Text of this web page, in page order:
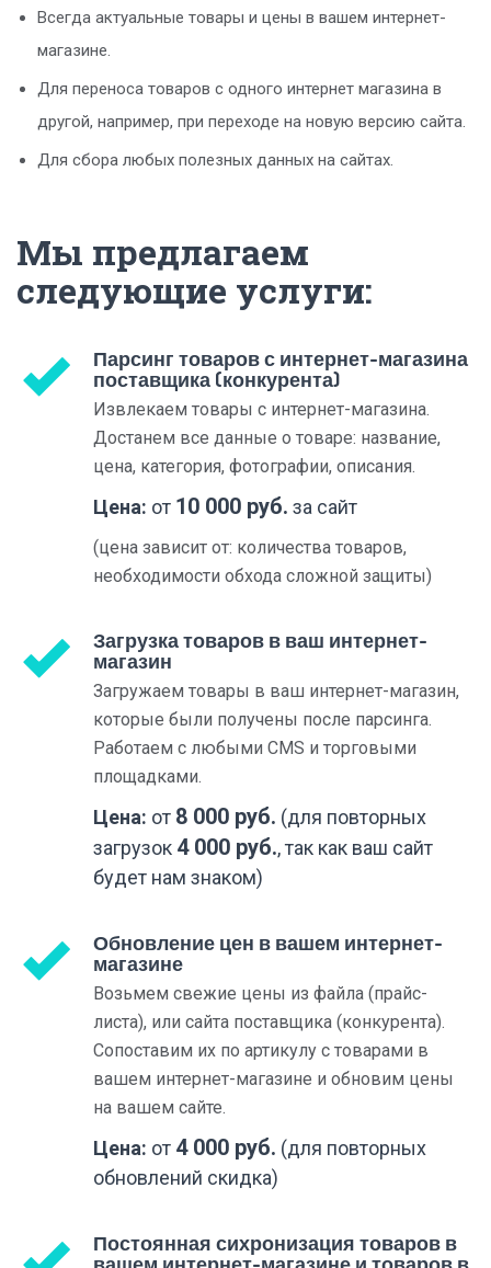
Всегда актуальные товары и цены в вашем интернет-
магазине.
Для переноса товаров с одного интернет магазина в
другой, например, при переходе на новую версию сайта.
Для сбора любых полезных данных на сайтах.
Мы предлагаем
следующие услуги:
Парсинг товаров с интернет-магазина
поставщика (конкурента)
Извлекаем товары с интернет-магазина.
Достанем все данные о товаре: название,
цена, категория, фотографии, описания.
Цена: от 10 000 руб. за сайт
(цена зависит от: количества товаров,
необходимости обхода сложной защиты)
Загрузка товаров в ваш интернет-
магазин
Загружаем товары в ваш интернет-магазин,
которые были получены после парсинга.
Работаем с любыми CMS и торговыми
площадками.
Цена: от 8 000 руб. (для повторных
загрузок 4 000 руб., так как ваш сайт
будет нам знаком)
Обновление цен в вашем интернет-
магазине
Возьмем свежие цены из файла (прайс-
листа), или сайта поставщика (конкурента).
Сопоставим их по артикулу с товарами в
вашем интернет-магазине и обновим цены
на вашем сайте.
Цена: от 4 000 руб. (для повторных
обновлений скидка)
Постоянная сихронизация товаров в